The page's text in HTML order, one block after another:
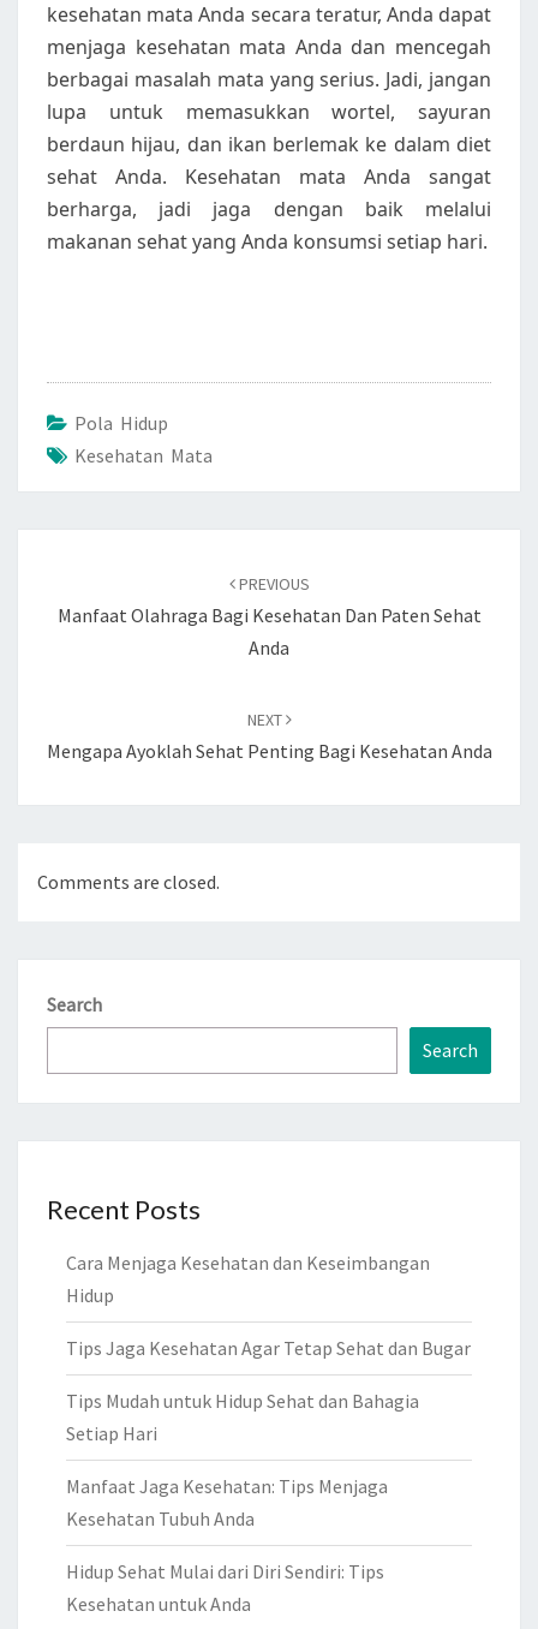
kesehatan mata Anda secara teratur, Anda dapat
menjaga kesehatan mata Anda dan mencegah
berbagai masalah mata yang serius. Jadi, jangan
lupa untuk memasukkan wortel, sayuran
berdaun hijau, dan ikan berlemak ke dalam diet
sehat Anda. Kesehatan mata Anda sangat
berharga, jadi jaga dengan baik melalui
makanan sehat yang Anda konsumsi setiap hari.
Pola Hidup
Kesehatan Mata
PREVIOUS
Manfaat Olahraga Bagi Kesehatan Dan Paten Sehat
Anda
NEXT
Mengapa Ayoklah Sehat Penting Bagi Kesehatan Anda
Comments are closed.
Search
Search
Recent Posts
Cara Menjaga Kesehatan dan Keseimbangan
Hidup
Tips Jaga Kesehatan Agar Tetap Sehat dan Bugar
Tips Mudah untuk Hidup Sehat dan Bahagia
Setiap Hari
Manfaat Jaga Kesehatan: Tips Menjaga
Kesehatan Tubuh Anda
Hidup Sehat Mulai dari Diri Sendiri: Tips
Kesehatan untuk Anda